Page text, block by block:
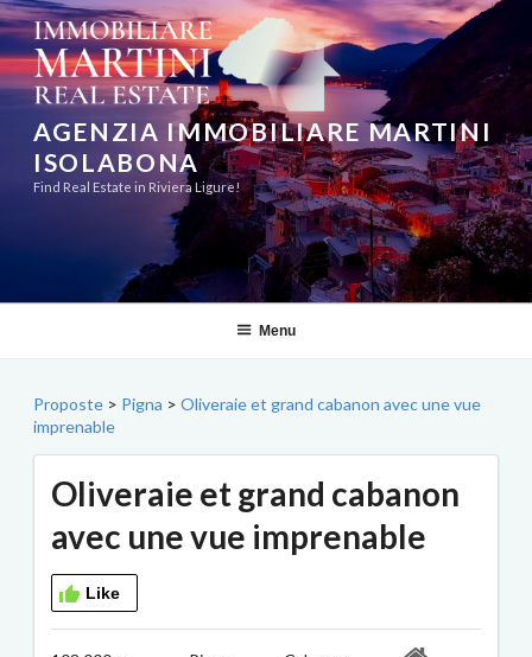
Aller
au
contenu
principal
AGENZIA IMMOBILIARE MARTINI
ISOLABONA
Find Real Estate in Riviera Ligure!
Menu
Proposte > Pigna > Oliveraie et grand cabanon avec une vue
imprenable
Oliveraie et grand cabanon
avec une vue imprenable
Like